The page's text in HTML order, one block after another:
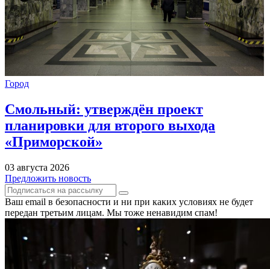
Город
Смольный: утверждён проект
планировки для второго выхода
«Приморской»
03 августа 2026
Предложить новость
Ваш email в безопасности и ни при каких условиях не будет
передан третьим лицам. Мы тоже ненавидим спам!